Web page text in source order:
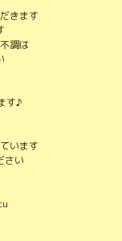
きます
調は
す♪
います
さい